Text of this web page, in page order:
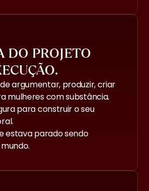
DO PROJETO
argumentar, produzir, criar
mulheres com substância.
para construir o seu
estava parado sendo